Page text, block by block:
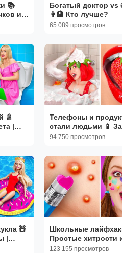
📚
и
Богатый доктор vs
👩🏨 Кто лучше?
65 089 просмотров
🚿
|
Телефоны и
стали людьми 📱
ситуации | 123GO
94 750 просмотров
🧸
|
Школьные
Простые хитрости
поделки | 123GO
123 155 просмотров